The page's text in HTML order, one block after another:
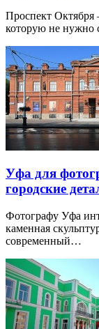
Проспект Октября
которую не нужно
Уфа для
городские
Фотографу Уфа
каменная
современный…